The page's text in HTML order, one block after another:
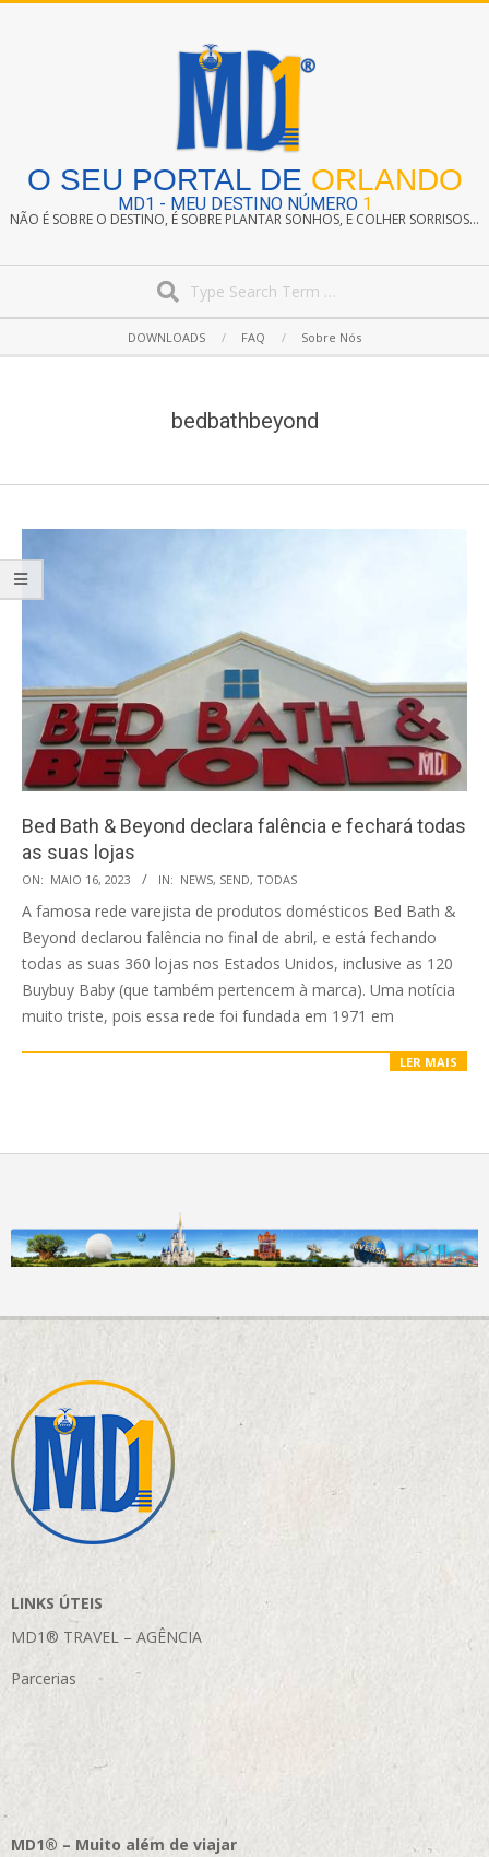
O SEU PORTAL DE ORLANDO
MD1 - MEU DESTINO NÚMERO 1
NÃO É SOBRE O DESTINO, É SOBRE PLANTAR SONHOS, E COLHER SORRISOS...
Navigation
DOWNLOADS FAQ Sobre Nós
bedbathbeyond
Bed Bath & Beyond declara falência e fechará todas
as suas lojas
2023-
05-
16
ON: MAIO 16, 2023 IN: NEWS, SEND, TODAS
A famosa rede varejista de produtos domésticos Bed Bath &
Beyond declarou falência no final de abril, e está fechando
todas as suas 360 lojas nos Estados Unidos, inclusive as 120
Buybuy Baby (que também pertencem à marca). Uma notícia
muito triste, pois essa rede foi fundada em 1971 em
LER MAIS
LINKS ÚTEIS
MD1® TRAVEL – AGÊNCIA
Parcerias
MD1® – Muito além de viajar